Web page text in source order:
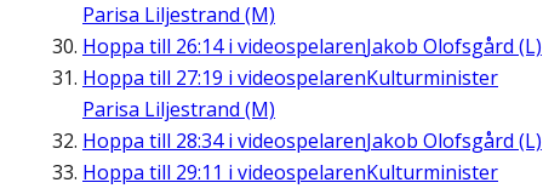
Parisa Liljestrand (M)
Hoppa till 26:14i videospelarenJakob Olofsgård (L)
Hoppa till 27:19 i videospelarenKulturminister
Parisa Liljestrand (M)
Hoppa till 28:34i videospelarenJakob Olofsgård (L)
Hoppa till 29:11 i videospelarenKulturminister